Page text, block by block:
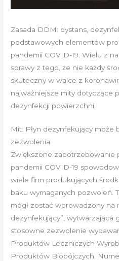
Zasada DDM: dystans,
podstawowych elementów
pandemii COVID-19. Wielu z
sprawy z tego, że nie każdy
skuteczny w walce z
najważniejsze mity dotyczące
dezynfekcji powierzchni.
Mit: Płyn dezynfekujący może
zezwolenia
Zwiększone zapotrzebowanie
pandemii COVID-19
wiele firm produkujących
baku wymaganych pozwoleń.
mógł zostać wprowadzony na
dezynfekujący”, wytwarzająca
stosowne zezwolenie
Produktów Leczniczych
Produktów Biobójczych.